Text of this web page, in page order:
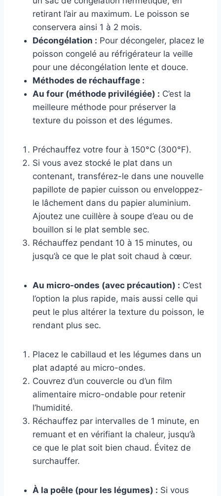
retirant l’air au maximum. Le poisson se
conservera ainsi 1 à 2 mois.
Décongélation : Pour décongeler, placez le
poisson congelé au réfrigérateur la veille
pour une décongélation lente et douce.
Méthodes de réchauffage :
Au four (méthode privilégiée) : C’est la
meilleure méthode pour préserver la
texture du poisson et des légumes.
Préchauffez votre four à 150°C (300°F).
Si vous avez stocké le plat dans un
contenant, transférez-le dans une nouvelle
papillote de papier cuisson ou enveloppez-
le lâchement dans du papier aluminium.
Ajoutez une cuillère à soupe d’eau ou de
bouillon si le plat semble sec.
Réchauffez pendant 10 à 15 minutes, ou
jusqu’à ce que le plat soit chaud à cœur.
Au micro-ondes (avec précaution) : C’est
l’option la plus rapide, mais aussi celle qui
peut le plus altérer la texture du poisson, le
rendant plus sec.
Placez le cabillaud et les légumes dans un
plat adapté au micro-ondes.
Couvrez d’un couvercle ou d’un film
alimentaire micro-ondable pour retenir
l’humidité.
Réchauffez par intervalles de 1 minute, en
remuant et en vérifiant la chaleur, jusqu’à
ce que le plat soit bien chaud. Évitez de
surchauffer.
À la poêle (pour les légumes) : Si vous